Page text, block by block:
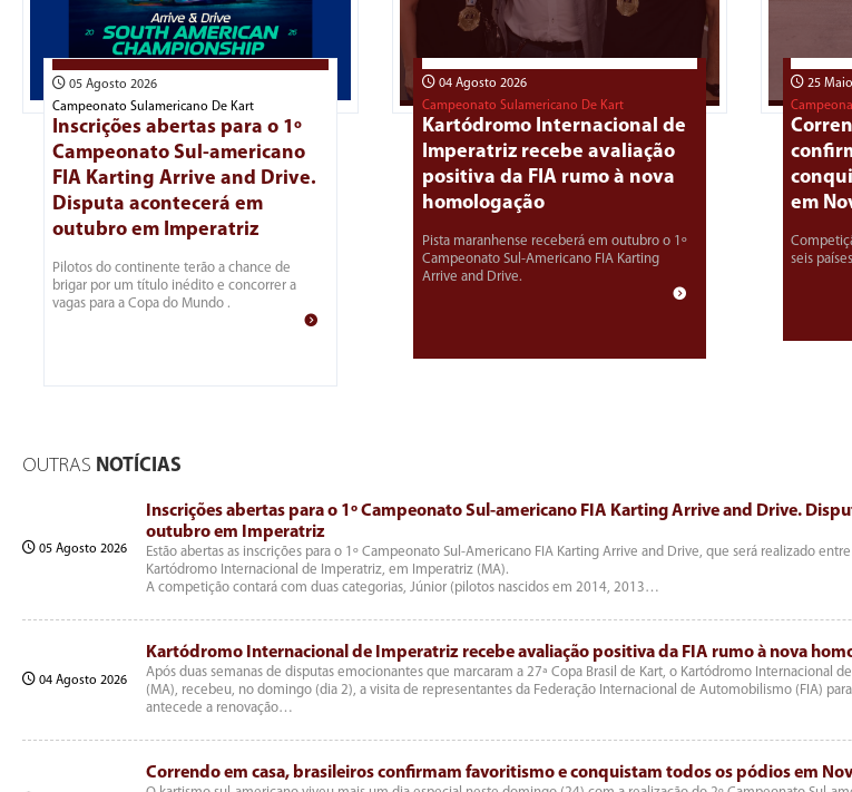
05 Agosto 2026
Campeonato Sulamericano De Kart
Inscrições abertas para o 1º
Campeonato Sul-americano
FIA Karting Arrive and Drive.
Disputa acontecerá em
outubro em Imperatriz
Pilotos do continente terão a chance de
brigar por um título inédito e concorrer a
vagas para a Copa do Mundo .
04 Agosto 2026
Campeonato Sulamericano De Kart
Kartódromo Internacional de
Imperatriz recebe avaliação
positiva da FIA rumo à nova
homologação
Pista maranhense receberá em outubro o 1º
Campeonato Sul-Americano FIA Karting
Arrive and Drive.
25
em
seis
OUTRAS NOTÍCIAS
05 Agosto 2026
Inscrições abertas para o 1º Campeonato Sul-americano FIA Karting Arrive and Drive.
outubro em Imperatriz
Estão abertas as inscrições para o 1º Campeonato Sul-Americano FIA Karting Arrive and Drive, que será realizado
Kartódromo Internacional de Imperatriz, em Imperatriz (MA).
A competição contará com duas categorias, Júnior (pilotos nascidos em 2014, 2013…
04 Agosto 2026
Kartódromo Internacional de Imperatriz recebe avaliação positiva da FIA rumo à nova
Após duas semanas de disputas emocionantes que marcaram a 27ª Copa Brasil de Kart, o Kartódromo Internacional
(MA), recebeu, no domingo (dia 2), a visita de representantes da Federação Internacional de Automobilismo (FIA)
antecede a renovação…
Correndo em casa, brasileiros confirmam favoritismo e conquistam todos os pódios em